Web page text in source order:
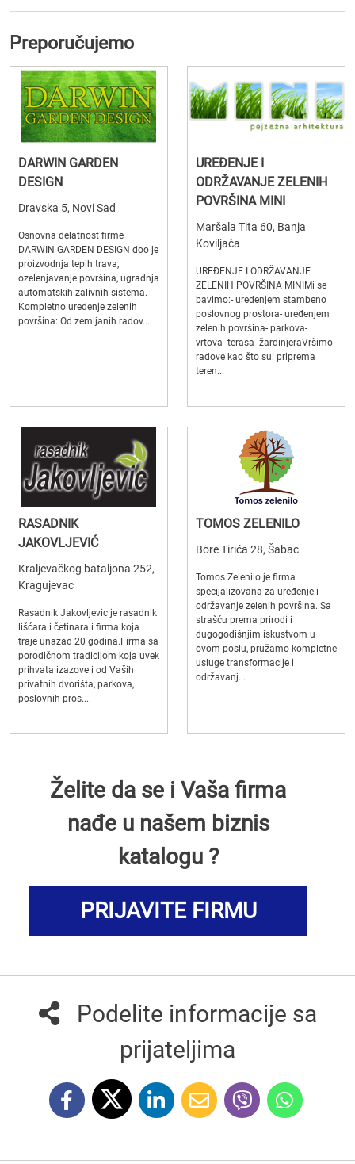
Preporučujemo
DARWIN GARDEN
DESIGN
Dravska 5, Novi Sad
Osnovna delatnost firme
DARWIN GARDEN DESIGN doo je
proizvodnja tepih trava,
ozelenjavanje površina, ugradnja
automatskih zalivnih sistema.
Kompletno uređenje zelenih
površina: Od zemljanih radov...
UREĐENJE I
ODRŽAVANJE ZELENIH
POVRŠINA MINI
Maršala Tita 60, Banja
Koviljača
UREĐENJE I ODRŽAVANJE
ZELENIH POVRŠINA MINIMi se
bavimo:- uređenjem stambeno
poslovnog prostora- uređenjem
zelenih površina- parkova-
vrtova- terasa- žardinjeraVršimo
radove kao što su: priprema
teren...
RASADNIK
JAKOVLJEVIĆ
Kraljevačkog bataljona 252,
Kragujevac
Rasadnik Jakovljevic je rasadnik
lišćara i četinara i firma koja
traje unazad 20 godina.Firma sa
porodičnom tradicijom koja uvek
prihvata izazove i od Vaših
privatnih dvorišta, parkova,
poslovnih pros...
TOMOS ZELENILO
Bore Tirića 28, Šabac
Tomos Zelenilo je firma
specijalizovana za uređenje i
održavanje zelenih površina. Sa
strašću prema prirodi i
dugogodišnjim iskustvom u
ovom poslu, pružamo kompletne
usluge transformacije i
održavanj...
Želite da se i Vaša firma
nađe u našem biznis
katalogu ?
PRIJAVITE FIRMU
Podelite informacije sa
prijateljima